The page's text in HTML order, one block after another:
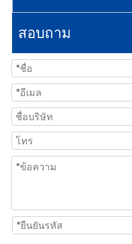
สอบถาม